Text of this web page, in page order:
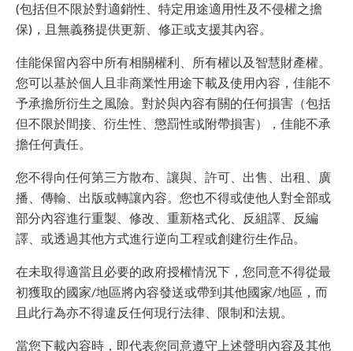
(包括但不限於對適銷性、特定用途適用性及不侵權之擔
保)，且無義務提供更新、修正或支援其內容。
佳能保留內容中所有相關權利、所有權以及智慧財產權。
您可以基於個人且非商業性用途下載及使用內容，佳能不
予承擔所衍生之風險。對於與內容有關的任何損害（包括
但不限於間接、衍生性、懲罰性或附帶損害），佳能不承
擔任何責任。
您不得向任何第三方散布、讓與、許可、出售、出租、廣
播、傳輸、出版或轉讓內容。您也不得或使他人對全部或
部分內容進行重製、修改、重新格式化、反組譯、反編
譯、或透過其他方式進行逆向工程或創建衍生作品。
在未取得適當且必要的政府授權情況下，您同意不得從最
初獲取的國家/地區將內容發送或帶到其他國家/地區，而
且此行為亦不得違反任何現行法律、限制和法規。
當您下載內容時，即代表您同意遵守上述聲明內容及其他